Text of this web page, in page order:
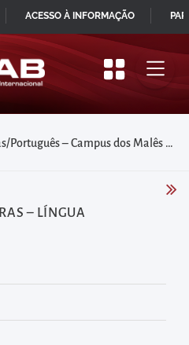
– Campus dos Malês (BA)
– LÍNGUA
IR
PARA
CONTEÚDO
ACESSO À INFORMAÇÃO